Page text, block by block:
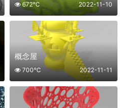
2022-11-10
672℃
概念屋
2022-11-11
700℃